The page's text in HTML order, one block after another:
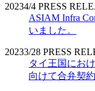
20234/4 PRESS
ASIAM Infra
いました。
20233/28 PRESS
タイ王国にお
向けて合弁契